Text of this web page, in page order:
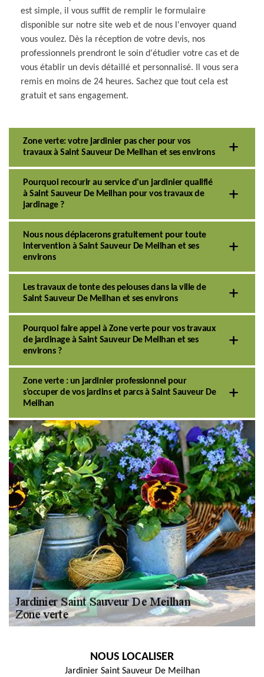
est simple, il vous suffit de remplir le formulaire
disponible sur notre site web et de nous l'envoyer quand
vous voulez. Dès la réception de votre devis, nos
professionnels prendront le soin d'étudier votre cas et de
vous établir un devis détaillé et personnalisé. Il vous sera
remis en moins de 24 heures. Sachez que tout cela est
gratuit et sans engagement.
Zone verte: votre jardinier pas cher pour vos
travaux à Saint Sauveur De Meilhan et ses environs
Pourquoi recourir au service d'un jardinier qualifié
à Saint Sauveur De Meilhan pour vos travaux de
jardinage ?
Nous nous déplacerons gratuitement pour toute
intervention à Saint Sauveur De Meilhan et ses
environs
Les travaux de tonte des pelouses dans la ville de
Saint Sauveur De Meilhan et ses environs
Pourquoi faire appel à Zone verte pour vos travaux
de jardinage à Saint Sauveur De Meilhan et ses
environs ?
Zone verte : un jardinier professionnel pour
s’occuper de vos jardins et parcs à Saint Sauveur De
Meilhan
NOUS LOCALISER
Jardinier Saint Sauveur De Meilhan